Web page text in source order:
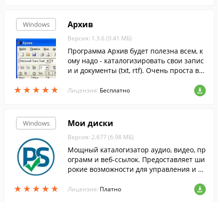
Windows
★ ★ ★ ★ ★
★ ★ ★ ★ ★
Архив
Версия: 1.3.6 (0.41 МБ)
Программа Архив будет полезна всем, к
ому надо - каталогизировать свои запис
и и документы (txt, rtf). Очень проста в у
на VB .NET (2003). Для её работы необхо
димы - Windows XP и Framework 1.1 (или
Лицензия: Бесплатно
Windows
★ ★ ★ ★ ★
★ ★ ★ ★ ★
Мои диски
Версия: 2.677 (6.98 МБ)
Мощный каталогизатор аудио, видео, пр
ограмм и веб-ссылок. Предоставляет ши
рокие возможности для управления и о
актирование, поиск, фильтрация, сорти
Лицензия: Платно